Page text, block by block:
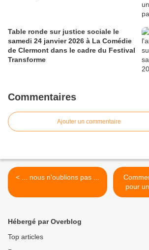
Table ronde sur justice sociale le
samedi 24 janvier 2026 à La Comédie
de Clermont dans le cadre du Festival
Transforme
Commentaires
Ajouter un commentaire
< ... nous n'oublions pas ...
pour
Hébergé par Overblog
Top articles